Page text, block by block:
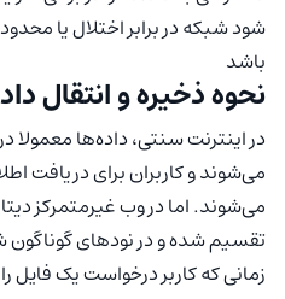
شود شبکه در برابر اختلال یا
باشد
نحوه ذخیره و انتقال
در اینترنت سنتی، داده‌ها معمولا
می‌شوند و کاربران برای دریافت
می‌شوند. اما در وب غیرمتمرکز
تقسیم شده و در نودهای
زمانی که کاربر درخواست یک فایل